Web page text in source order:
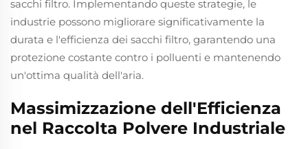
sacchi filtro. Implementando queste strategie, le
industrie possono migliorare significativamente la
durata e l'efficienza dei sacchi filtro, garantendo una
protezione costante contro i polluenti e mantenendo
un'ottima qualità dell'aria.
Massimizzazione dell'Efficienza
nel Raccolta Polvere Industriale